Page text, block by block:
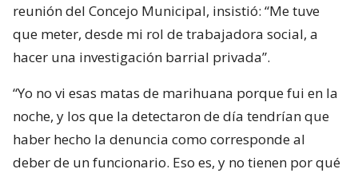
reunión del Concejo Municipal, insistió: “Me tuve
que meter, desde mi rol de trabajadora social, a
hacer una investigación barrial privada”.
“Yo no vi esas matas de marihuana porque fui en la
noche, y los que la detectaron de día tendrían que
haber hecho la denuncia como corresponde al
deber de un funcionario. Eso es, y no tienen por qué